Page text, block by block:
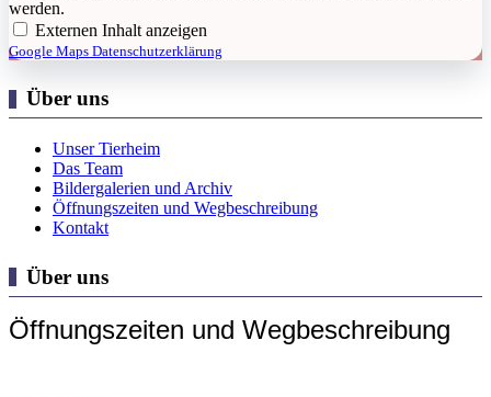
werden.
Externen Inhalt anzeigen
Google Maps Datenschutzerklärung
Über uns
Unser Tierheim
Das Team
Bildergalerien und Archiv
Öffnungszeiten und Wegbeschreibung
Kontakt
Über uns
Öffnungszeiten und Wegbeschreibung